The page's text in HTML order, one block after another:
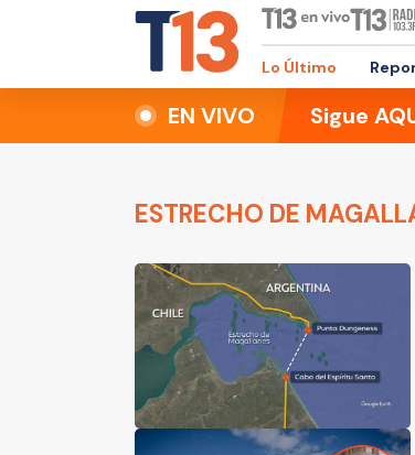
Lo Último
EN VIVO Sigue
ESTRECHO DE